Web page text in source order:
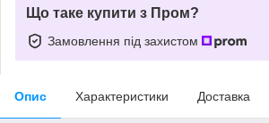
Що таке купити з Пром?
Замовлення під захистом
Опис Характеристики Доставка